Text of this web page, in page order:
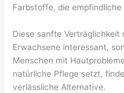
Farbstoffe, die
Diese sanfte
Erwachsene interessant,
Menschen mit
natürliche Pflege setzt,
verlässliche Alternative.